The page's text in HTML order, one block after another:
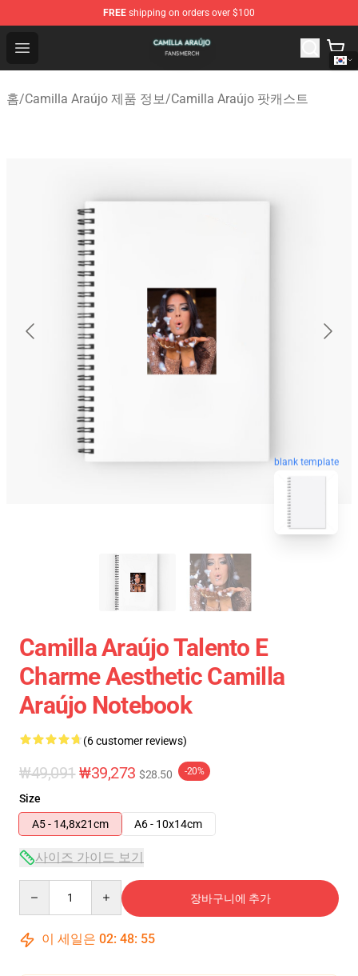
FREE shipping on orders over $100
Open menu
Camilla Araújo Shop - Official Camilla Araújo
홈/Camilla Araújo 제품 정보/Camilla Araújo 팟캐스트
blank template
Camilla Araújo Talento E
Charme Aesthetic Camilla
Araújo Notebook
(6 customer reviews)
₩49,091 ₩39,273 $28.50 -20%
Size
A5 - 14,8x21cm
A6 - 10x14cm
사이즈 가이드 보기
장바구니에 추가
이 세일은 02: 48: 54